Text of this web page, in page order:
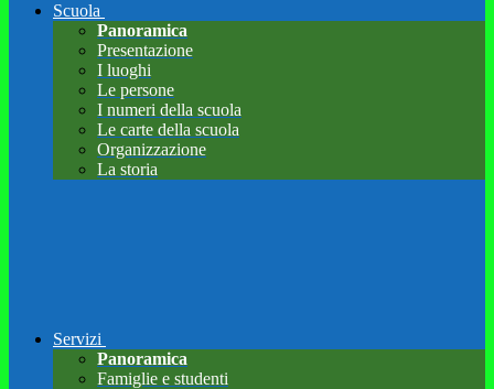
Scuola
Panoramica
Presentazione
I luoghi
Le persone
I numeri della scuola
Le carte della scuola
Organizzazione
La storia
Servizi
Panoramica
Famiglie e studenti